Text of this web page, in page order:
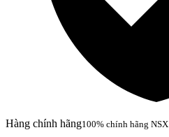
Hàng chính hãng100% chính hãng NSX